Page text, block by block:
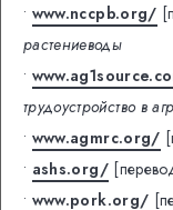
• www.nccpb.org/
растениеводы
•
трудоустройство в
• www.agmrc.org/
• ashs.org/
• www.pork.org/